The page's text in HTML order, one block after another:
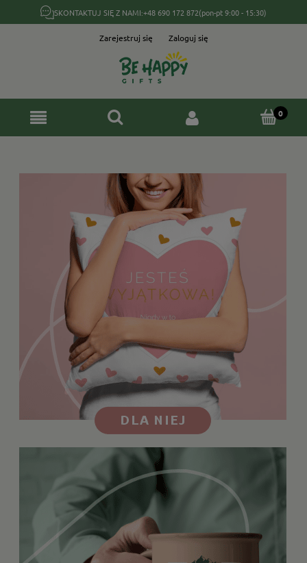
SKONTAKTUJ SIĘ Z NAMI:+48 690 172 872(pon-pt 9:00 - 15:30)
Zarejestruj się Zaloguj się